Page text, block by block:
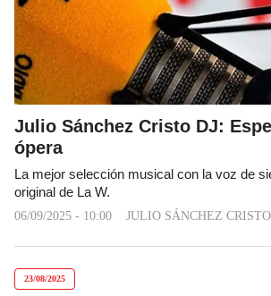
Julio Sánchez Cristo DJ:
ópera
La mejor selección musical con la voz de
original de La W.
06/09/2025 - 10:00 JULIO SÁNCHEZ CRISTO
23/08/2025